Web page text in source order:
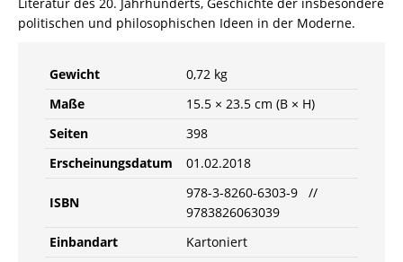
politischen und philosophischen Ideen in der Moderne.
Gewicht
0,72 kg
Maße
15.5 × 23.5 cm (B × H)
Seiten
398
Erscheinungsdatum
01.02.2018
ISBN
978-3-8260-6303-9 //
9783826063039
Einbandart
Kartoniert